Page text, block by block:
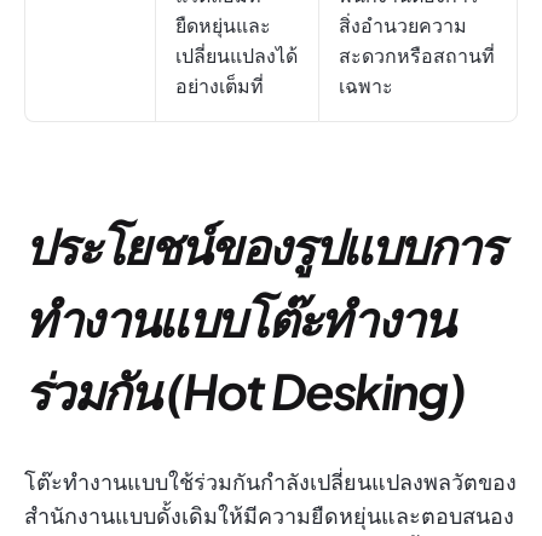
ยืดหยุ่นและ
เปลี่ยนแปลงได้
อย่างเต็มที่
สิ่งอำนวยความ
สะดวกหรือสถานที่
เฉพาะ
ประโยชน์ของรูปแบบการ
ทำงานแบบโต๊ะทำงาน
ร่วมกัน (Hot Desking)
โต๊ะทำงานแบบใช้ร่วมกันกำลังเปลี่ยนแปลงพลวัตของ
สำนักงานแบบดั้งเดิมให้มีความยืดหยุ่นและตอบสนอง